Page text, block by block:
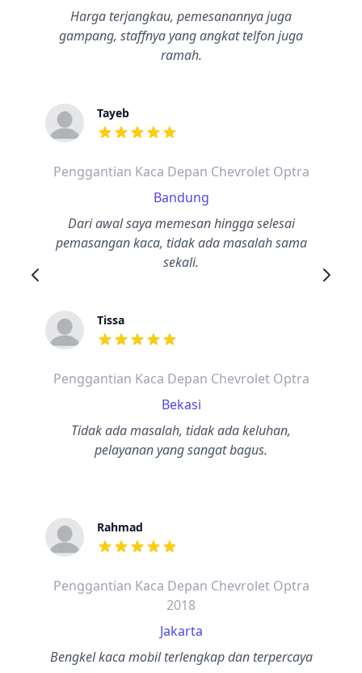
Harga terjangkau, pemesanannya juga
gampang, staffnya yang angkat telfon juga
ramah.
Tayeb
dari ulasan adalah bintang lima
Penggantian Kaca Depan Chevrolet Optra
Bandung
Dari awal saya memesan hingga selesai
pemasangan kaca, tidak ada masalah sama
sekali.
Tissa
dari ulasan adalah bintang lima
Penggantian Kaca Depan Chevrolet Optra
Bekasi
Tidak ada masalah, tidak ada keluhan,
pelayanan yang sangat bagus.
Rahmad
dari ulasan adalah bintang lima
Penggantian Kaca Depan Chevrolet Optra
2018
Jakarta
Bengkel kaca mobil terlengkap dan terpercaya